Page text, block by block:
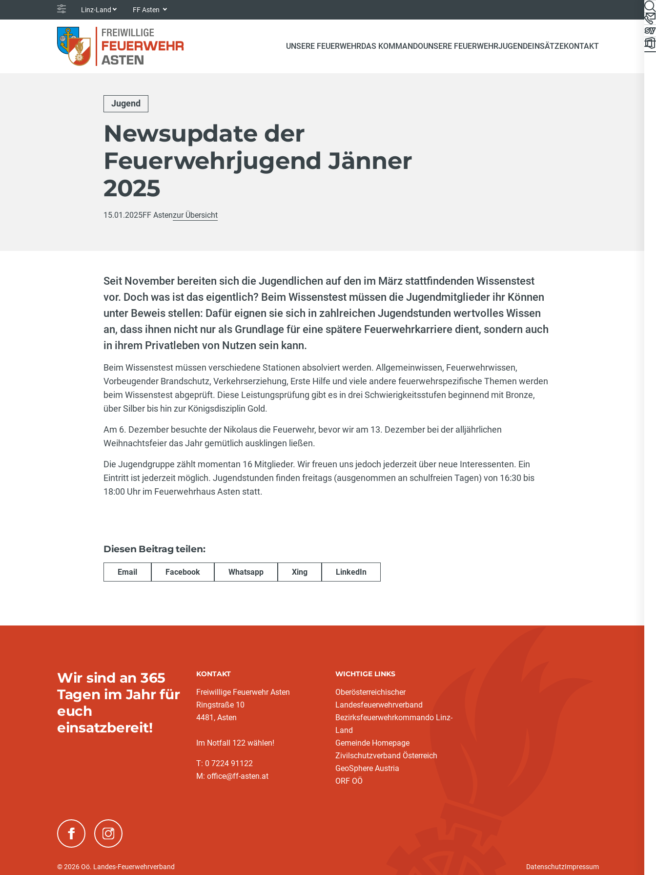
Linz-Land FF Asten
UNSERE FEUERWEHRDAS KOMMANDOUNSERE FEUERWEHRJUGENDEINSÄTZEKONTAKT
Jugend
Newsupdate der
Feuerwehrjugend Jänner
2025
15.01.2025FF Astenzur Übersicht
Seit November bereiten sich die Jugendlichen auf den im März stattfindenden Wissenstest
vor. Doch was ist das eigentlich? Beim Wissenstest müssen die Jugendmitglieder ihr Können
unter Beweis stellen: Dafür eignen sie sich in zahlreichen Jugendstunden wertvolles Wissen
an, dass ihnen nicht nur als Grundlage für eine spätere Feuerwehrkarriere dient, sondern auch
in ihrem Privatleben von Nutzen sein kann.
Beim Wissenstest müssen verschiedene Stationen absolviert werden. Allgemeinwissen, Feuerwehrwissen,
Vorbeugender Brandschutz, Verkehrserziehung, Erste Hilfe und viele andere feuerwehrspezifische Themen werden
beim Wissenstest abgeprüft. Diese Leistungsprüfung gibt es in drei Schwierigkeitsstufen beginnend mit Bronze,
über Silber bis hin zur Königsdisziplin Gold.
Am 6. Dezember besuchte der Nikolaus die Feuerwehr, bevor wir am 13. Dezember bei der alljährlichen
Weihnachtsfeier das Jahr gemütlich ausklingen ließen.
Die Jugendgruppe zählt momentan 16 Mitglieder. Wir freuen uns jedoch jederzeit über neue Interessenten. Ein
Eintritt ist jederzeit möglich. Jugendstunden finden freitags (ausgenommen an schulfreien Tagen) von 16:30 bis
18:00 Uhr im Feuerwehrhaus Asten statt.
Diesen Beitrag teilen:
Email Facebook Whatsapp Xing LinkedIn
Wir sind an 365
Tagen im Jahr für
euch
einsatzbereit!
KONTAKT
Freiwillige Feuerwehr Asten
Ringstraße 10
4481, Asten
Im Notfall 122 wählen!
T: 0 7224 91122
M: office@ff-asten.at
WICHTIGE LINKS
Oberösterreichischer
Landesfeuerwehrverband
Bezirksfeuerwehrkommando Linz-
Land
Gemeinde Homepage
Zivilschutzverband Österreich
GeoSphere Austria
ORF OÖ
(neues Fenster)(neues Fenster)
© 2026 Oö. Landes-Feuerwehrverband DatenschutzImpressum